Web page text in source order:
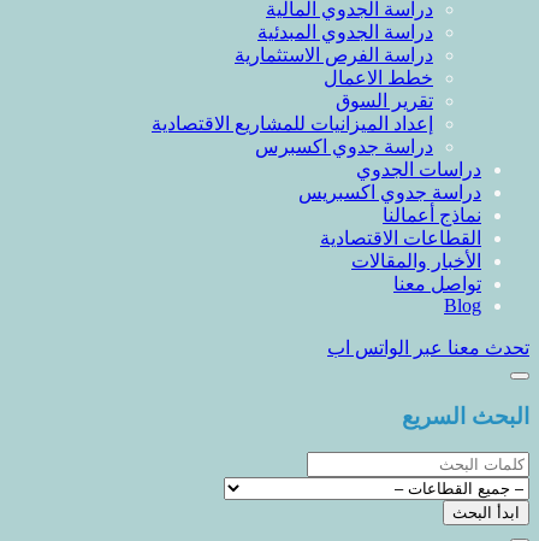
دراسة الجدوي المالية
دراسة الجدوي المبدئية
دراسة الفرص الاستثمارية
خطط الاعمال
تقرير السوق
إعداد الميزانيات للمشاريع الاقتصادية
دراسة جدوي اكسبرس
دراسات الجدوي
دراسة جدوي اكسبريس
نماذج أعمالنا
القطاعات الاقتصادية
الأخبار والمقالات
تواصل معنا
Blog
تحدث معنا عبر الواتس اب
البحث السريع